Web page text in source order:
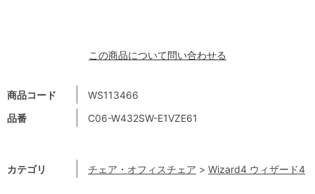
商品コード
WS113466
品番
C06-W432SW-E1VZE61
カテゴリ チェア・オフィスチェア > Wizard4 ウィザード4
この商品について問い合わせる